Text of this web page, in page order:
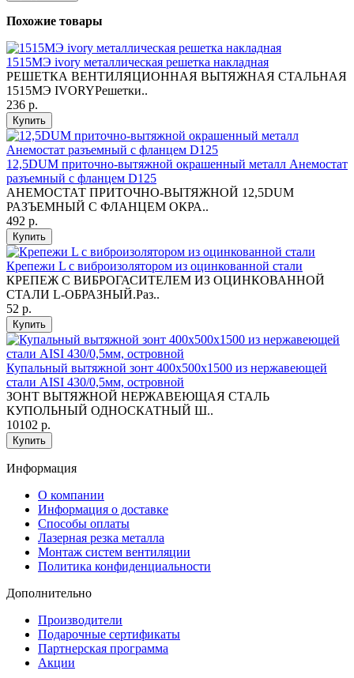
Похожие товары
1515МЭ ivory металлическая решетка накладная
РЕШЕТКА ВЕНТИЛЯЦИОННАЯ ВЫТЯЖНАЯ СТАЛЬНАЯ
1515МЭ IVORYРешетки..
236 р.
Купить
12,5DUM приточно-вытяжной окрашенный металл Анемостат
разъемный с фланцем D125
АНЕМОСТАТ ПРИТОЧНО-ВЫТЯЖНОЙ 12,5DUM
РАЗЪЕМНЫЙ С ФЛАНЦЕМ ОКРА..
492 р.
Купить
Крепежи L с виброизолятором из оцинкованной стали
КРЕПЕЖ С ВИБРОГАСИТЕЛЕМ ИЗ ОЦИНКОВАННОЙ
СТАЛИ L-ОБРАЗНЫЙ.Раз..
52 р.
Купить
Купальный вытяжной зонт 400х500х1500 из нержавеющей
стали AISI 430/0,5мм, островной
ЗОНТ ВЫТЯЖНОЙ НЕРЖАВЕЮЩАЯ СТАЛЬ
КУПОЛЬНЫЙ ОДНОСКАТНЫЙ Ш..
10102 р.
Купить
Информация
O компании
Информация о доставке
Способы оплаты
Лазерная резка металла
Монтаж систем вентиляции
Политика конфиденциальности
Дополнительно
Производители
Подарочные сертификаты
Партнерская программа
Акции